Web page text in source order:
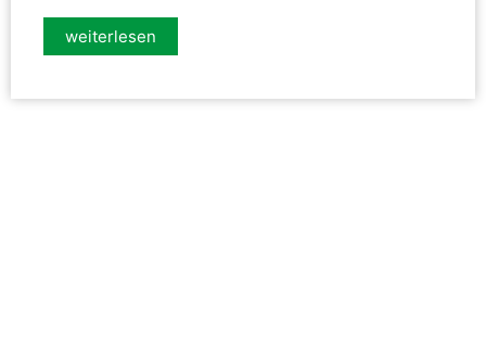
weiterlesen